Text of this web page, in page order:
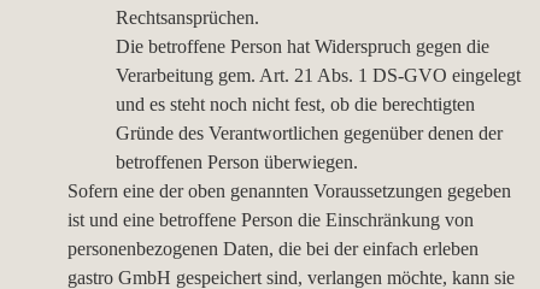
Rechtsansprüchen.
Die betroffene Person hat Widerspruch gegen die
Verarbeitung gem. Art. 21 Abs. 1 DS-GVO eingelegt
und es steht noch nicht fest, ob die berechtigten
Gründe des Verantwortlichen gegenüber denen der
betroffenen Person überwiegen.
Sofern eine der oben genannten Voraussetzungen gegeben
ist und eine betroffene Person die Einschränkung von
personenbezogenen Daten, die bei der einfach erleben
gastro GmbH gespeichert sind, verlangen möchte, kann sie